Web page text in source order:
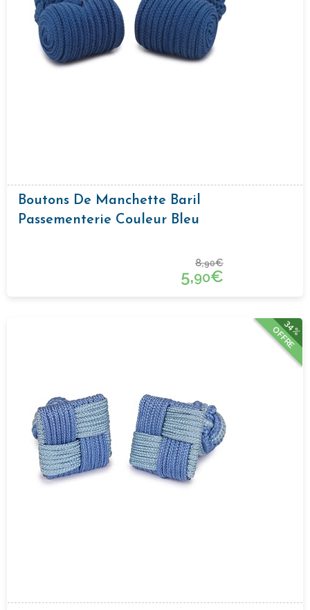
Boutons De Manchette Baril
Passementerie Couleur Bleu
8,90€
5,90€
34%
OFFRE